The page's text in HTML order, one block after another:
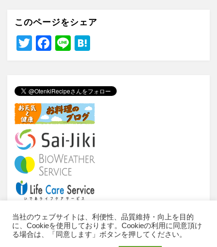
このページをシェア
T
er
F
e
b
o
o
k
Li
n
a
当サイトについて ご利用条件
推奨環境
当社のウェブサイトは、利便性、品質維持・向上を目的
に、Cookieを使用しております。Cookieの利用に同意頂け
る場合は、「同意します」ボタンを押してください。